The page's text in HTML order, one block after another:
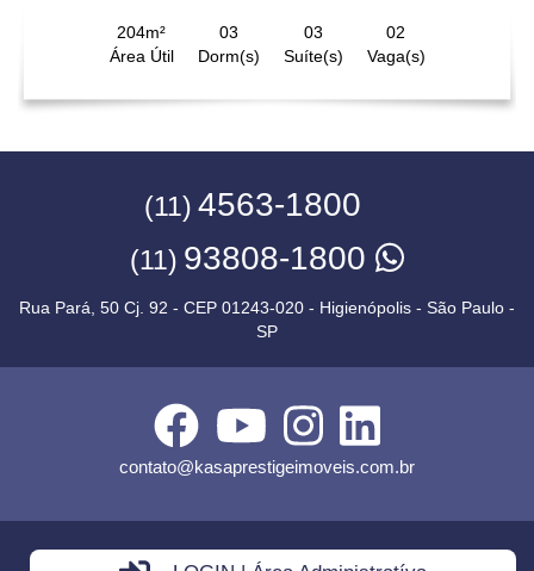
204m²
Área Útil
03
Dorm(s)
03
Suíte(s)
02
Vaga(s)
(11) 4563-1800
(11) 93808-1800
Rua Pará, 50 Cj. 92 - CEP 01243-020 - Higienópolis - São Paulo -
SP
contato@kasaprestigeimoveis.com.br